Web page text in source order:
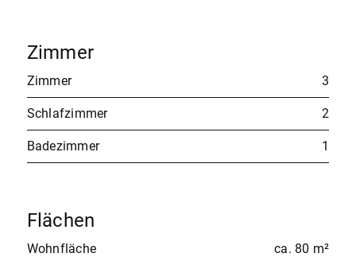
Zimmer
Zimmer 3
Schlafzimmer 2
Badezimmer 1
Flächen
Wohnfläche ca. 80 m²